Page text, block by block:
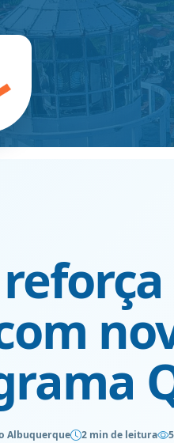
Albuquerque 2 min de leitura